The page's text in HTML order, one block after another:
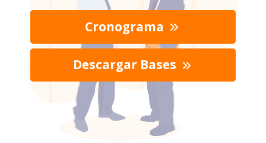
Cronograma
Descargar Bases